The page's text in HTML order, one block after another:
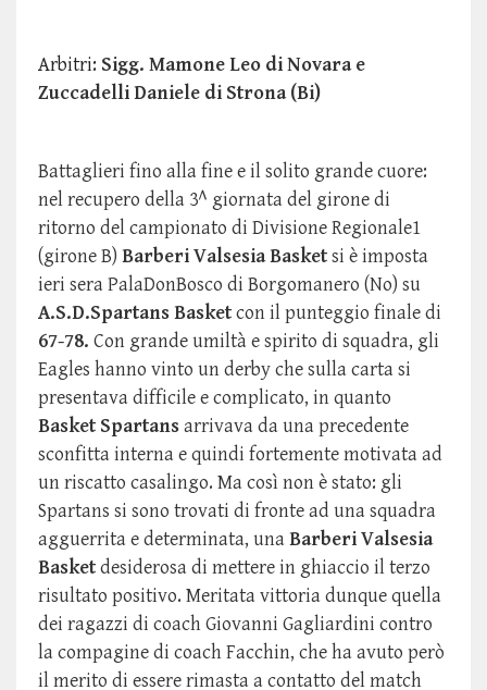
Arbitri: Sigg. Mamone Leo di Novara e
Zuccadelli Daniele di Strona (Bi)
Battaglieri fino alla fine e il solito grande cuore:
nel recupero della 3^ giornata del girone di
ritorno del campionato di Divisione Regionale1
(girone B) Barberi Valsesia Basketsi è imposta
ieri sera PalaDonBosco di Borgomanero (No) su
A.S.D.Spartans Basketcon il punteggio finale di
67-78. Con grande umiltà e spirito di squadra, gli
Eagles hanno vinto un derby che sulla carta si
presentava difficile e complicato, in quanto
Basket Spartansarrivava da una precedente
sconfitta interna e quindi fortemente motivata ad
un riscatto casalingo. Ma così non è stato: gli
Spartans si sono trovati di fronte ad una squadra
agguerrita e determinata, unaBarberi Valsesia
Basketdesiderosa di mettere in ghiaccio il terzo
risultato positivo. Meritata vittoria dunque quella
dei ragazzi di coach Giovanni Gagliardini contro
la compagine di coach Facchin, che ha avuto però
il merito di essere rimasta a contatto del match